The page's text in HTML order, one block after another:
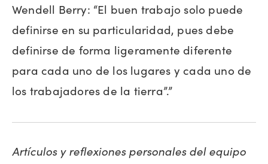
Wendell Berry: “El buen trabajo solo puede
definirse en su particularidad, pues debe
definirse de forma ligeramente diferente
para cada uno de los lugares y cada uno de
los trabajadores de la tierra”.”
Artículos y reflexiones personales del equipo